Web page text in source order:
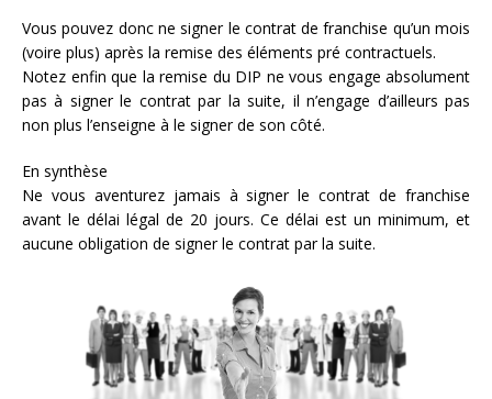
Vous pouvez donc ne signer le contrat de franchise qu’un mois
(voire plus) après la remise des éléments pré contractuels.
Notez enfin que la remise du DIP ne vous engage absolument
pas à signer le contrat par la suite, il n’engage d’ailleurs pas
non plus l’enseigne à le signer de son côté.
En synthèse
Ne vous aventurez jamais à signer le contrat de franchise
avant le délai légal de 20 jours. Ce délai est un minimum, et
aucune obligation de signer le contrat par la suite.